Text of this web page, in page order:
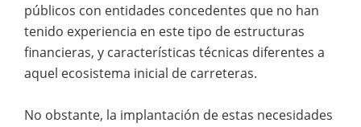
públicos con entidades concedentes que no han
tenido experiencia en este tipo de estructuras
financieras, y características técnicas diferentes a
aquel ecosistema inicial de carreteras.
No obstante, la implantación de estas necesidades